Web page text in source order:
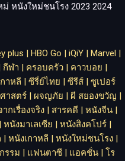
หนังใหม่ชนโรง 2023 2024
plus | HBO Go | iQiY | Marvel |
กีฬา | ครอบครัว | คาวบอย |
าหลี | ซีรี่ย์ไทย | ซีรีส์ | ซูเปอร์
าสตร์ | ผจญภัย | ผี สยองขวัญ |
ากเรื่องจริง | สารคดี | หนังจีน |
| หนังมาเลเซีย | หนังสิงคโปร์ |
| หนังเกาหลี | หนังใหม่ชนโรง |
รรม | แฟนตาซี | แอคชั่น | โร